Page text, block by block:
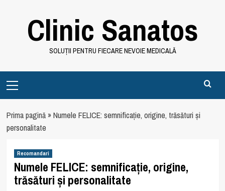
Clinic Sanatos
SOLUȚII PENTRU FIECARE NEVOIE MEDICALĂ
Menu
Prima pagină»Numele FELICE: semnificație, origine, trăsături și
personalitate
Recomandari
Numele FELICE: semnificație, origine,
trăsături și personalitate